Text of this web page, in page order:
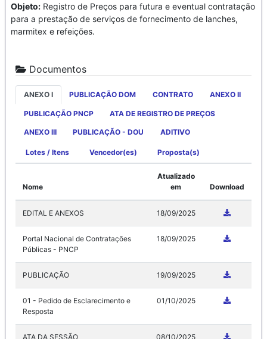
Objeto: Registro de Preços para futura e eventual contratação
para a prestação de serviços de fornecimento de lanches,
marmitex e refeições.
Documentos
ANEXO I PUBLICAÇÃO DOM CONTRATO ANEXO II
PUBLICAÇÃO PNCP ATA DE REGISTRO DE PREÇOS
ANEXO III PUBLICAÇÃO - DOU ADITIVO
Lotes / Itens Vencedor(es) Proposta(s)
Nome
Atualizado
em
Download
EDITAL E ANEXOS 18/09/2025
Portal Nacional de Contratações
Públicas - PNCP
18/09/2025
PUBLICAÇÃO 19/09/2025
01 - Pedido de Esclarecimento e
Resposta
01/10/2025
ATA DA SESSÃO 08/10/2025